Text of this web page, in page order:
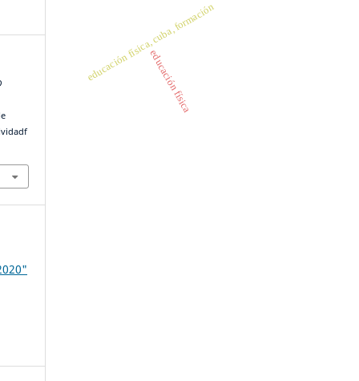
educación física
educación física, cuba, formación